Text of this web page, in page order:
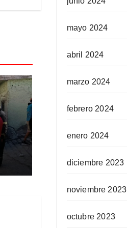
mayo 2024
abril 2024
marzo 2024
febrero 2024
enero 2024
diciembre 2023
noviembre 2023
octubre 2023